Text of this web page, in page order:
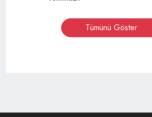
Tümünü Göster